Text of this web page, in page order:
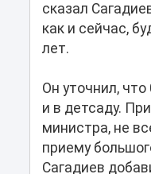
сказал
как и сейчас,
лет.
Он уточнил,
и в детсаду.
министра, не
приему
Сагадиев